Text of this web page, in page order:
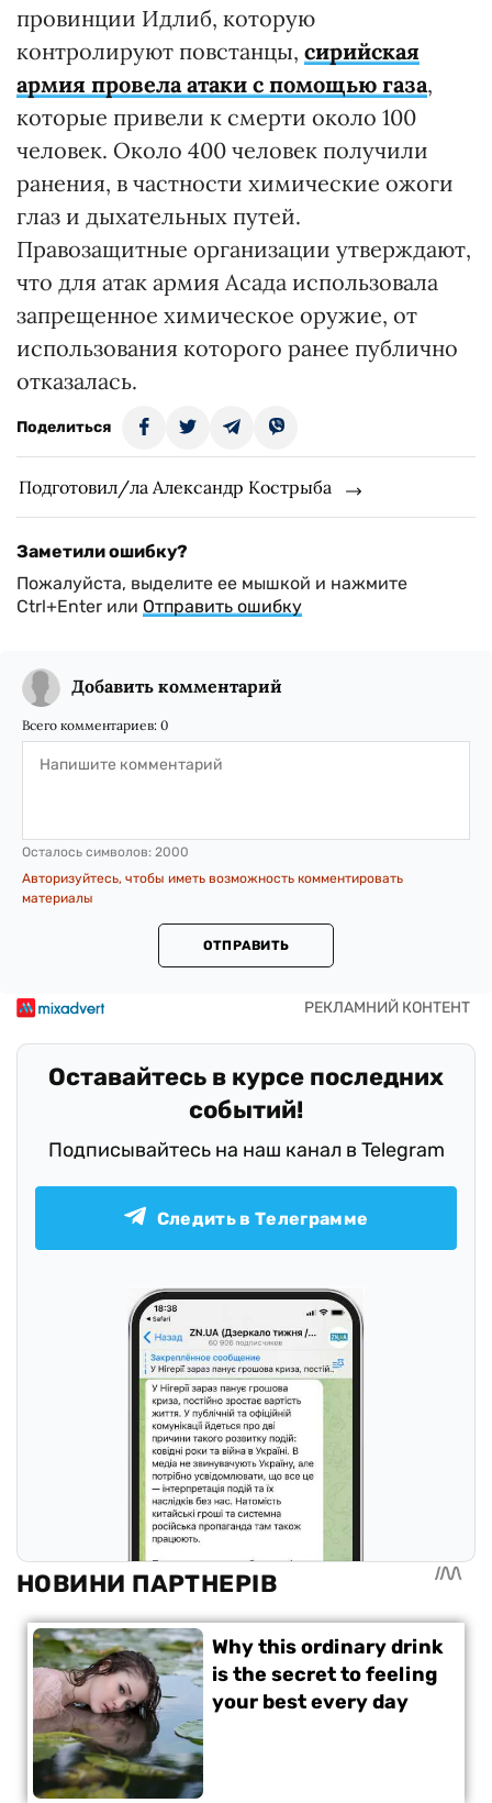
провинции Идлиб, которую
контролируют повстанцы, сирийская
армия провела атаки с помощью газа,
которые привели к смерти около 100
человек. Около 400 человек получили
ранения, в частности химические ожоги
глаз и дыхательных путей.
Правозащитные организации утверждают,
что для атак армия Асада использовала
запрещенное химическое оружие, от
использования которого ранее публично
отказалась.
Поделиться
Подготовил/ла Александр Кострыба
Заметили ошибку?
Пожалуйста, выделите ее мышкой и нажмите
Ctrl+Enter или Отправить ошибку
Добавить комментарий
Всего комментариев: 0
Осталось символов: 2000
Авторизуйтесь, чтобы иметь возможность комментировать
материалы
ОТПРАВИТЬ
Оставайтесь в курсе последних
событий!
Подписывайтесь на наш канал в Telegram
Следить в Телеграмме